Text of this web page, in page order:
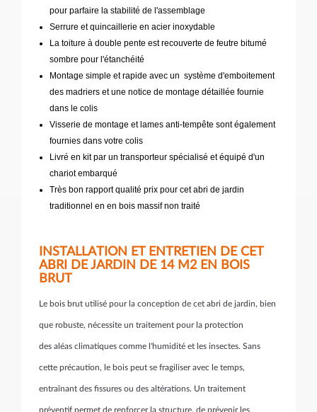
pour parfaire la stabilité de l'assemblage
Serrure et quincaillerie en acier inoxydable
La toiture à double pente est recouverte de feutre bitumé
sombre pour l'étanchéité
Montage simple et rapide avec un système d'emboitement
des madriers et une notice de montage détaillée fournie
dans le colis
Visserie de montage et lames anti-tempête sont également
fournies dans votre colis
Livré en kit par un transporteur spécialisé et équipé d'un
chariot embarqué
Très bon rapport qualité prix pour cet abri de jardin
traditionnel en en bois massif non traité
INSTALLATION ET ENTRETIEN DE CET
ABRI DE JARDIN DE 14 M2 EN BOIS
BRUT
Le bois brut utilisé pour la conception de cet abri de jardin, bien
que robuste, nécessite un traitement pour la protection
des aléas climatiques comme l'humidité et les insectes. Sans
cette précaution, le bois peut se fragiliser avec le temps,
entraînant des fissures ou des altérations. Un traitement
préventif permet de renforcer la structure, de prévenir les